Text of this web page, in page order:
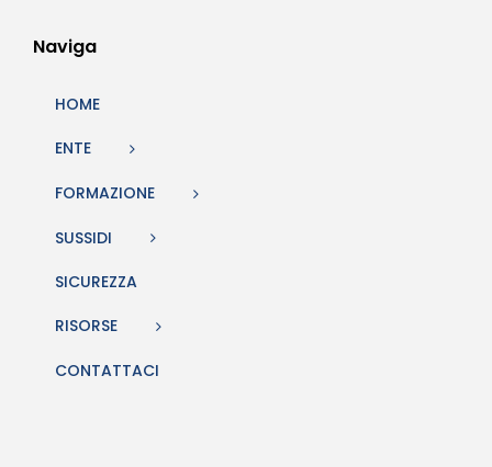
Naviga
HOME
ENTE
FORMAZIONE
SUSSIDI
SICUREZZA
RISORSE
CONTATTACI